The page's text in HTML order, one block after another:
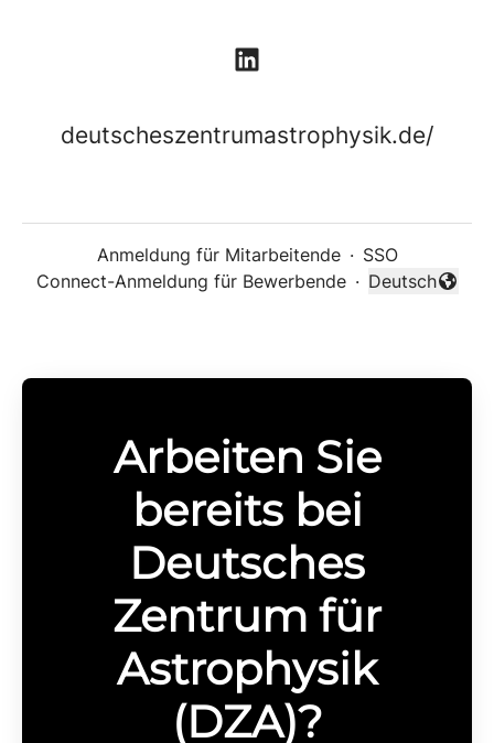
deutscheszentrumastrophysik.de/
Anmeldung für Mitarbeitende · SSO
Connect-Anmeldung für Bewerbende ·
Sprache
Deutsch
Arbeiten Sie
bereits bei
Deutsches
Zentrum für
Astrophysik
(DZA)?